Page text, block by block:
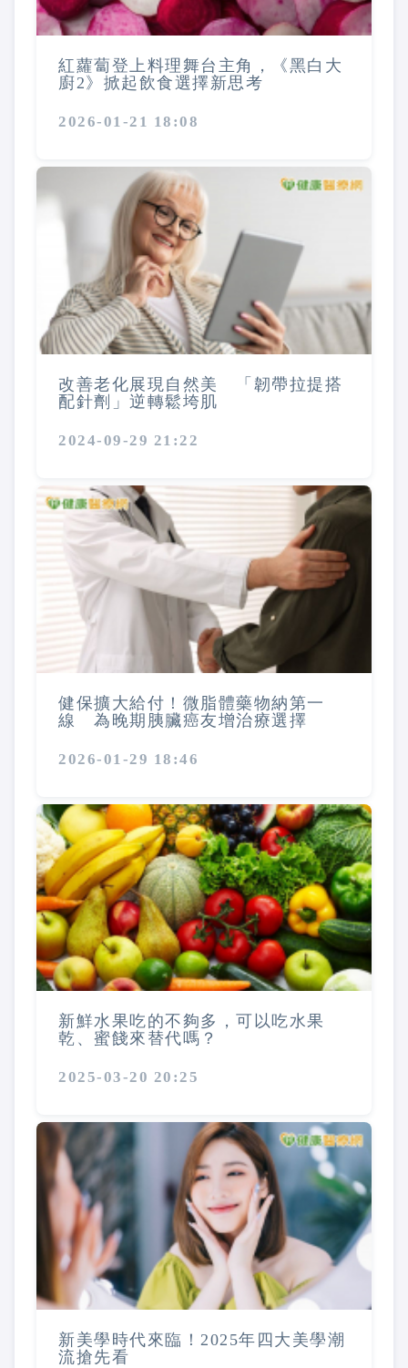
紅蘿蔔登上料理舞台主角，《黑白大
廚2》掀起飲食選擇新思考
2026-01-21 18:08
改善老化展現自然美 「韌帶拉提搭
配針劑」逆轉鬆垮肌
2024-09-29 21:22
健保擴大給付！微脂體藥物納第一
線 為晚期胰臟癌友增治療選擇
2026-01-29 18:46
新鮮水果吃的不夠多，可以吃水果
乾、蜜餞來替代嗎？
2025-03-20 20:25
新美學時代來臨！2025年四大美學潮
流搶先看